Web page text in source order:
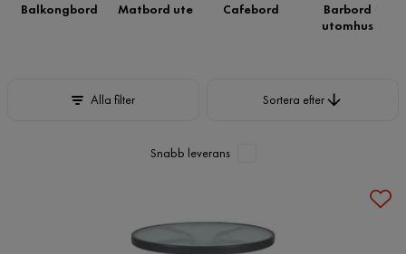
Balkongbord Matbord ute Cafebord
Barbord
utomhus
Alla filter Sortera efter
Snabb leverans